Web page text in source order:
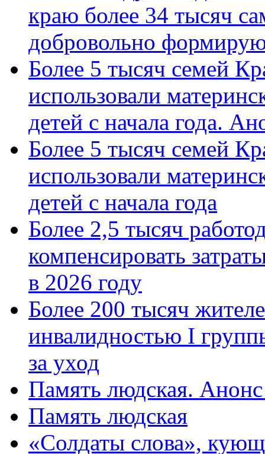
краю более 34 тысяч
добровольно
Более 5 тысяч семей
использовали
детей с начала года.
Более 5 тысяч семей
использовали
детей с начала года
Более 2,5 тысяч
компенсировать
в 2026 году
Более 200 тысяч
инвалидностью I
за уход
Память людская.
Память людская
«Солдаты слова»,